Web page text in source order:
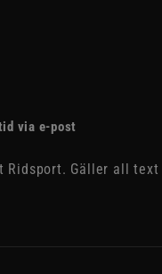
via e-post
Ridsport. Gäller all text